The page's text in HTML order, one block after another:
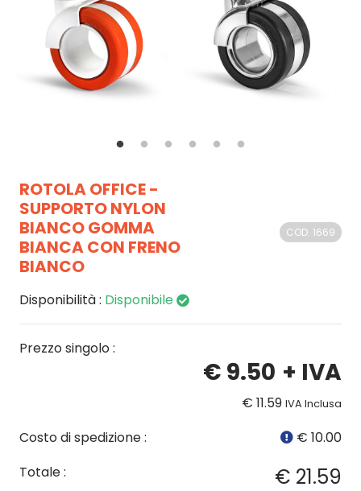
ROTOLA OFFICE -
SUPPORTO NYLON
BIANCO GOMMA
BIANCA CON FRENO
BIANCO
COD. 1669
Disponibilità : Disponibile
Prezzo singolo :
€ 9.50 + IVA
€ 11.59 IVA Inclusa
Costo di spedizione :
€ 10.00
Totale :
€ 21.59